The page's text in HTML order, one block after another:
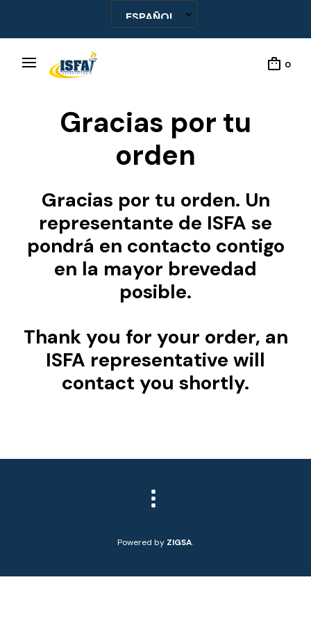
0
Gracias por tu
orden
Gracias por tu orden. Un
representante de ISFA se
pondrá en contacto contigo
en la mayor brevedad
posible.
Thank you for your order, an
ISFA representative will
contact you shortly.
Powered by ZIGSA.